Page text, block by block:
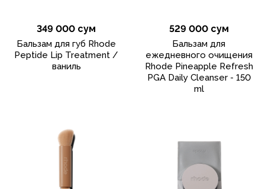
349 000 сум
Бальзам для губ Rhode
Peptide Lip Treatment /
ваниль
529 000 сум
Бальзам для
ежедневного очищения
Rhode Pineapple Refresh
PGA Daily Cleanser - 150
ml